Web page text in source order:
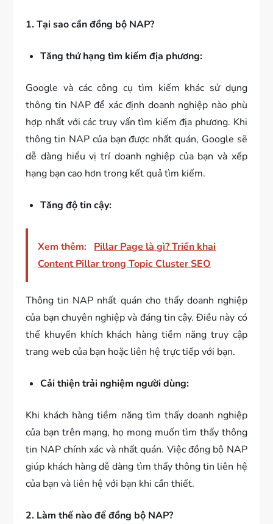
1. Tại sao cần đồng bộ NAP?
Tăng thứ hạng tìm kiếm địa phương:
Google và các công cụ tìm kiếm khác sử dụng
thông tin NAP để xác định doanh nghiệp nào phù
hợp nhất với các truy vấn tìm kiếm địa phương. Khi
thông tin NAP của bạn được nhất quán, Google sẽ
dễ dàng hiểu vị trí doanh nghiệp của bạn và xếp
hạng bạn cao hơn trong kết quả tìm kiếm.
Tăng độ tin cậy:
Xem thêm: Pillar Page là gì? Triển khai
Content Pillar trong Topic Cluster SEO
Thông tin NAP nhất quán cho thấy doanh nghiệp
của bạn chuyên nghiệp và đáng tin cậy. Điều này có
thể khuyến khích khách hàng tiềm năng truy cập
trang web của bạn hoặc liên hệ trực tiếp với bạn.
Cải thiện trải nghiệm người dùng:
Khi khách hàng tiềm năng tìm thấy doanh nghiệp
của bạn trên mạng, họ mong muốn tìm thấy thông
tin NAP chính xác và nhất quán. Việc đồng bộ NAP
giúp khách hàng dễ dàng tìm thấy thông tin liên hệ
của bạn và liên hệ với bạn khi cần thiết.
2. Làm thế nào để đồng bộ NAP?